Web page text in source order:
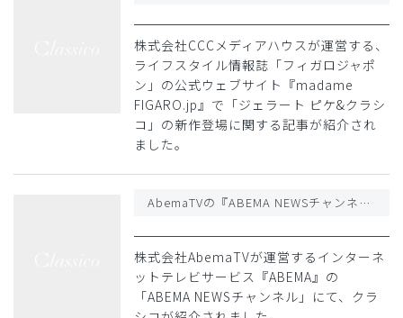
株式会社CCCメディアハウスが運営する、
ライフスタイル情報誌「フィガロジャポ
ン」の公式ウェブサイト『madame
FIGARO.jp』で「ジェラート ピケ&クラシ
コ」の新作登場に関する記事が紹介され
ました。
AbemaTVの『ABEMA NEWSチャンネル』でクラシコが紹介されました
株式会社AbemaTVが運営するインターネ
ットテレビサービス『ABEMA』の
「ABEMA NEWSチャンネル」にて、クラ